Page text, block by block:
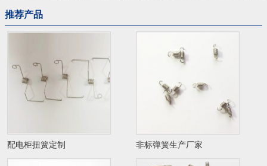
推荐产品
配电柜扭簧定制 非标弹簧生产厂家